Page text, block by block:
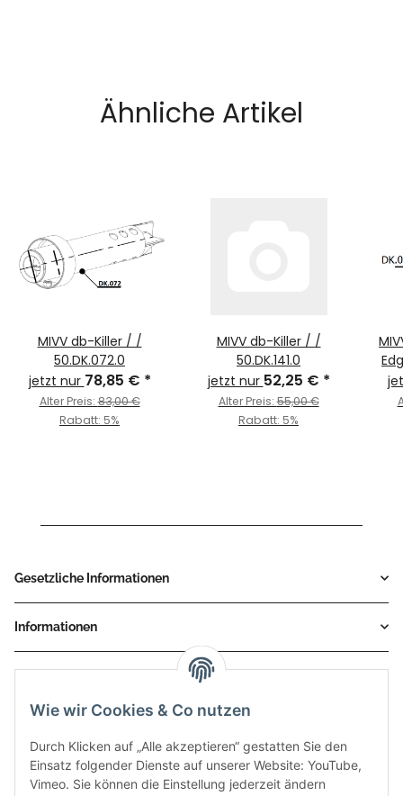
Wie wir Cookies & Co nutzen
Durch Klicken auf „Alle akzeptieren“ gestatten Sie den
Einsatz folgender Dienste auf unserer Website: YouTube,
Vimeo. Sie können die Einstellung jederzeit ändern
Ähnliche Artikel
MIVV db-Killer / /
50.DK.072.0
jetzt nur 78,85 € *
Alter Preis:83,00 €
Rabatt: 5%
MIVV db-Killer / /
50.DK.141.0
jetzt nur 52,25 € *
Alter Preis:55,00 €
Rabatt: 5%
Gesetzliche Informationen
Informationen